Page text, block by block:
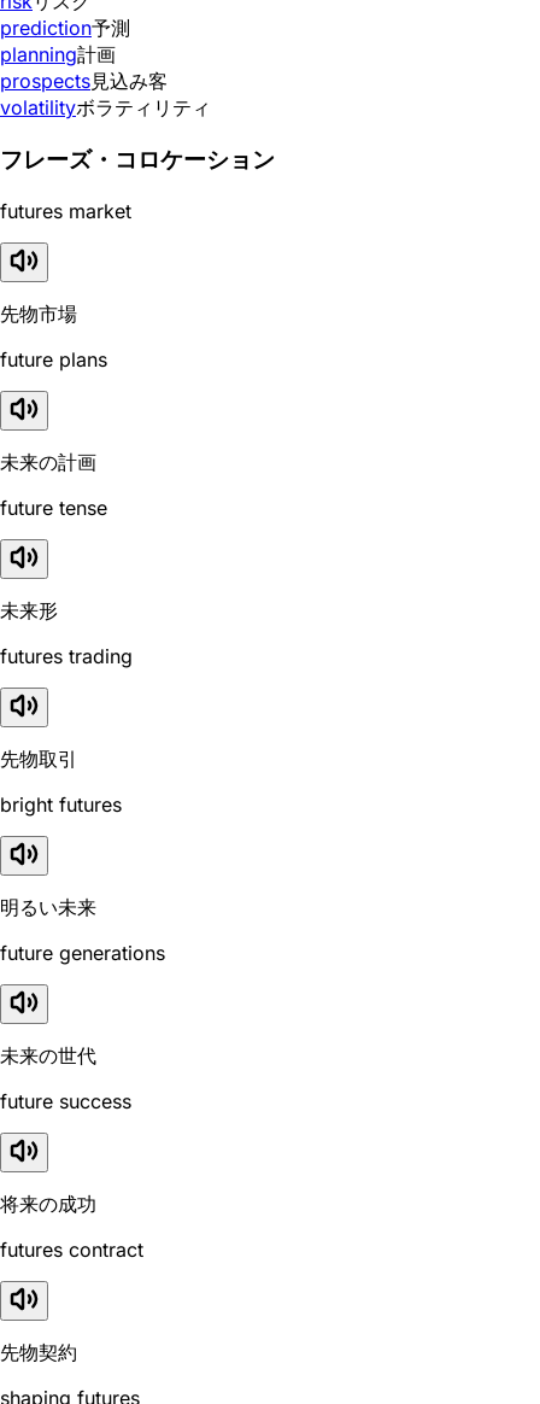
prediction予測
planning計画
prospects見込み客
volatilityボラティリティ
フレーズ・コロケーション
futures market
先物市場
future plans
未来の計画
future tense
未来形
futures trading
先物取引
bright futures
明るい未来
future generations
未来の世代
future success
将来の成功
futures contract
先物契約
shaping futures